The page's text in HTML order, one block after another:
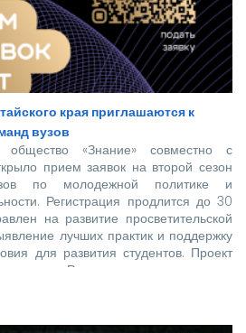
края приглашаются к
вузов
«Знание» совместно с
прием заявок на второй сезон
по молодежной политике и
Регистрация продлится до 30
на развитие просветительской
лучших практик и поддержку
для развития студентов. Проект
Росмолодежи в рамках